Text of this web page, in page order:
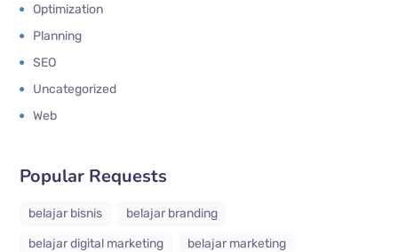
Optimization
Planning
SEO
Uncategorized
Web
Popular Requests
belajar bisnis
belajar branding
belajar digital marketing
belajar marketing